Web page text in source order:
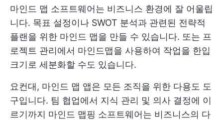
마인드 맵 소프트웨어는 비즈니스 환경에 잘 어울립
니다. 목표 설정이나 SWOT 분석과 관련된 전략적
플랜을 위한 마인드 맵을 만들 수 있습니다. 또는 프
로젝트 관리에서 마인드맵을 사용하여 작업을 한입
크기로 세분화할 수도 있습니다.
요컨대, 마인드 맵 앱은 모든 조직을 위한 다용도 도
구입니다. 팀 협업에서 지식 관리 및 의사 결정에 이
르기까지 마인드 맵핑 소프트웨어는 비즈니스의 다